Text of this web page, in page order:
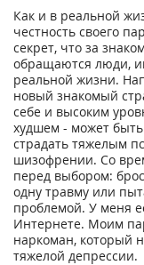
Как и в реальной
честность своего
секрет, что за
обращаются люди,
реальной жизни.
новый знакомый
себе и высоким
худшем - может
страдать тяжелым
шизофрении. Со
перед выбором:
одну травму или
проблемой. У меня
Интернете. Моим
наркоман, который
тяжелой депрессии.